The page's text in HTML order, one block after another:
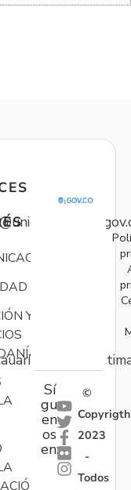
Y
Sí
gu
en
os
en:
©
Copyrigth
2023
-
Todos